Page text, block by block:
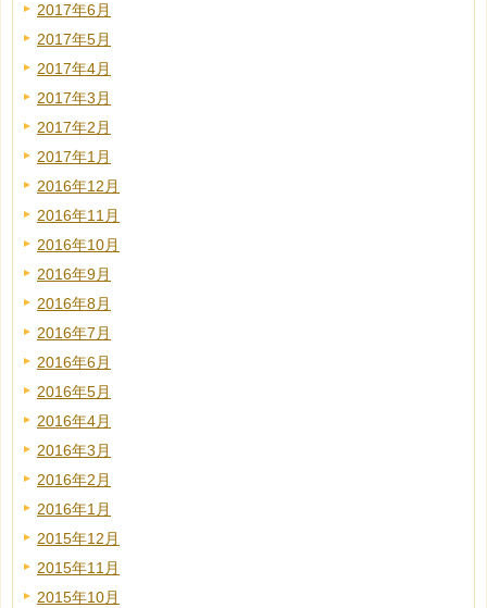
2017年6月
2017年5月
2017年4月
2017年3月
2017年2月
2017年1月
2016年12月
2016年11月
2016年10月
2016年9月
2016年8月
2016年7月
2016年6月
2016年5月
2016年4月
2016年3月
2016年2月
2016年1月
2015年12月
2015年11月
2015年10月